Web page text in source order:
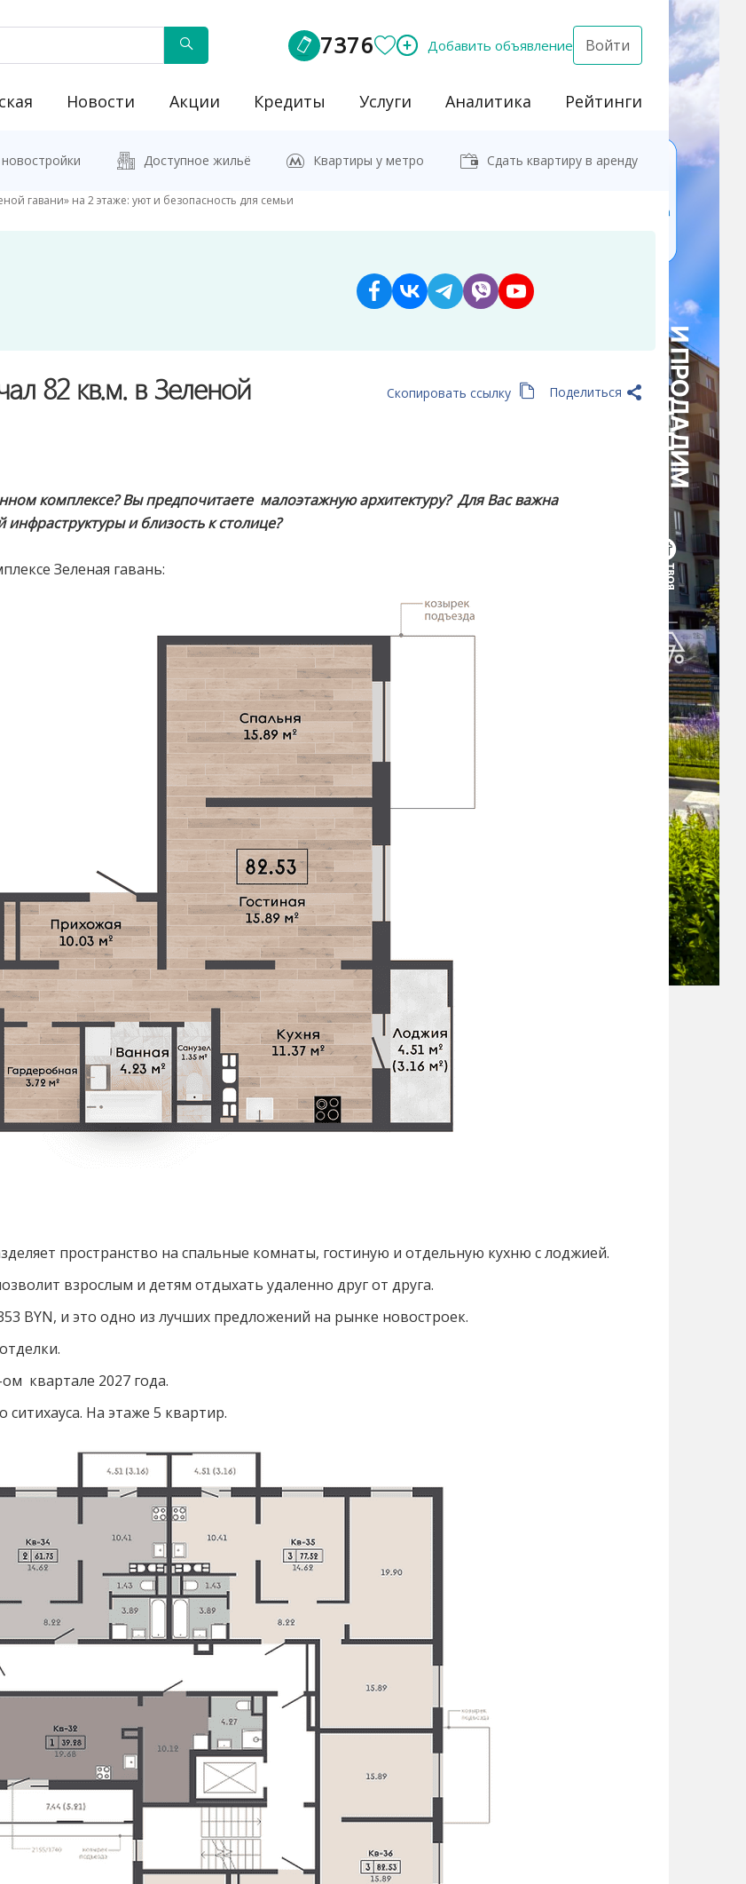
7376 Добавить объявление Войти
Новости Акции Кредиты Услуги Аналитика Рейтинги
Доступное жильё Квартиры у метро Сдать квартиру в аренду
гавани» на 2 этаже: уют и безопасность для семьи
82 кв.м. в Зеленой
Скопировать ссылку Поделиться
комплексе? Вы предпочитаете малоэтажную архитектуру? Для Вас важна
и близость к столице?
Зеленая гавань:
пространство на спальные комнаты, гостиную и отдельную кухню с лоджией.
взрослым и детям отдыхать удаленно друг от друга.
BYN, и это одно из лучших предложений на рынке новостроек.
квартале 2027 года.
На этаже 5 квартир.